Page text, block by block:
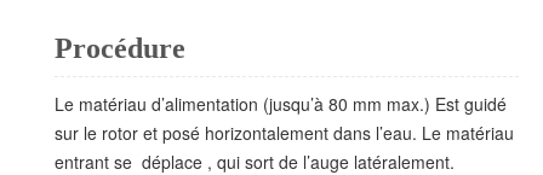
Procédure
Le matériau d’alimentation (jusqu’à 80 mm max.) Est guidé
sur le rotor et posé horizontalement dans l’eau. Le matériau
entrant se déplace , qui sort de l’auge latéralement.